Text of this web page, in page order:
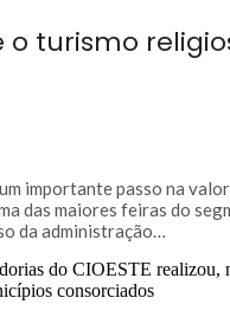
turismo
importante passo na
das maiores feiras do
da administração…